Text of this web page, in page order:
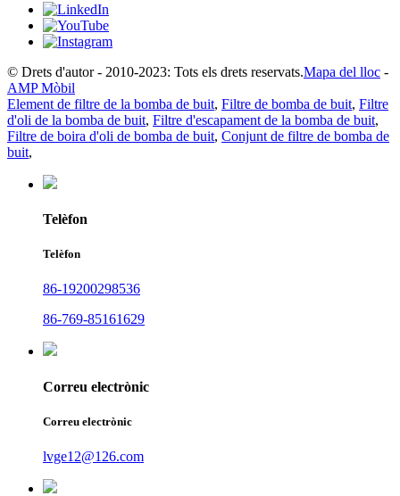
© Drets d'autor - 2010-2023: Tots els drets reservats.Mapa del lloc -
AMP Mòbil
Element de filtre de la bomba de buit, Filtre de bomba de buit, Filtre
d'oli de la bomba de buit, Filtre d'escapament de la bomba de buit,
Filtre de boira d'oli de bomba de buit, Conjunt de filtre de bomba de
buit,
Telèfon
Telèfon
86-19200298536
86-769-85161629
Correu electrònic
Correu electrònic
lvge12@126.com